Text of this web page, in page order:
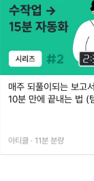
매주 되풀이되는 보고
10분 만에 끝내는 법 (
아티클 · 11분 분량